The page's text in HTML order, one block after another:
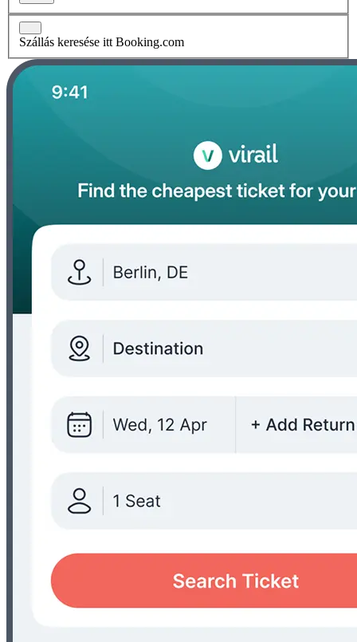
Szállás keresése itt Booking.com